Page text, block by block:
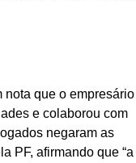
nota que o empresário
e colaborou com
negaram as
PF, afirmando que “a